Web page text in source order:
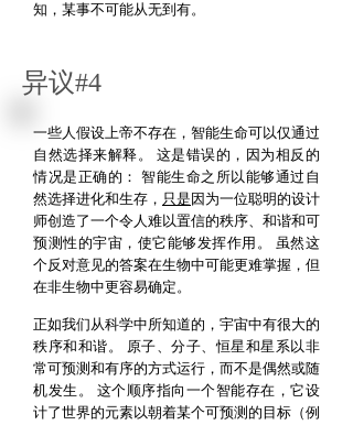
知，某事不可能从无到有。
异议#4
一些人假设上帝不存在，智能生命可以仅通过
自然选择来解释。
这是错误的，因为相反的
情况是正确的：
智能生命之所以能够通过自
然选择进化和生存， 只是 因为一位聪明的设计
师创造了一个令人难以置信的秩序、和谐和可
预测性的宇宙，使它能够发挥作用。
虽然这
个反对意见的答案在生物中可能更难掌握，但
在非生物中更容易确定。
正如我们从科学中所知道的，宇宙中有很大的
秩序和和谐。
原子、分子、恒星和星系以非
常可预测和有序的方式运行，而不是偶然或随
机发生。
这个顺序指向一个智能存在，它设
计了世界的元素以朝着某个可预测的目标（例